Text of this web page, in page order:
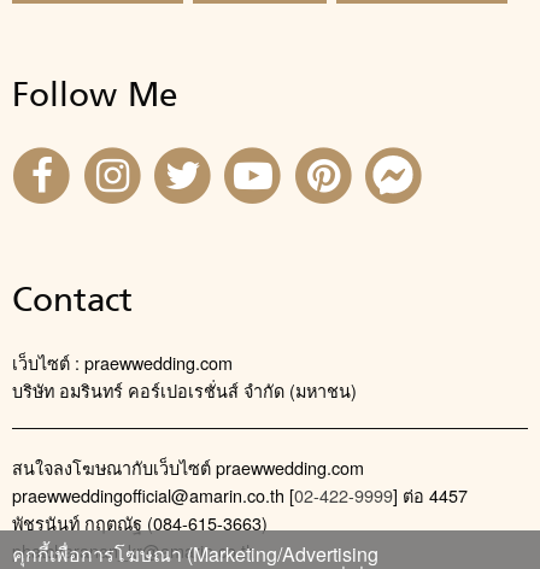
Follow Me
Contact
เว็บไซต์ : praewwedding.com
บริษัท อมรินทร์ คอร์เปอเรชั่นส์ จำกัด (มหาชน)
สนใจลงโฆษณากับเว็บไซต์ praewwedding.com
praewweddingofficial@amarin.co.th [02-422-9999] ต่อ 4457
พัชรนันท์ กฤตณัฐ (084-615-3663)
phatcharanan_kr@amarin.co.th
คุกกี้เพื่อการโฆษณา (Marketing/Advertising